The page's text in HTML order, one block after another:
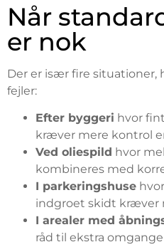
Når
er nok
Der er især fire situationer,
fejler:
Efter byggeri hvor
kræver mere kontrol
Ved oliespild hvor
kombineres med
I parkeringshuse
indgroet skidt kræver
I arealer med
råd til ekstra omgange